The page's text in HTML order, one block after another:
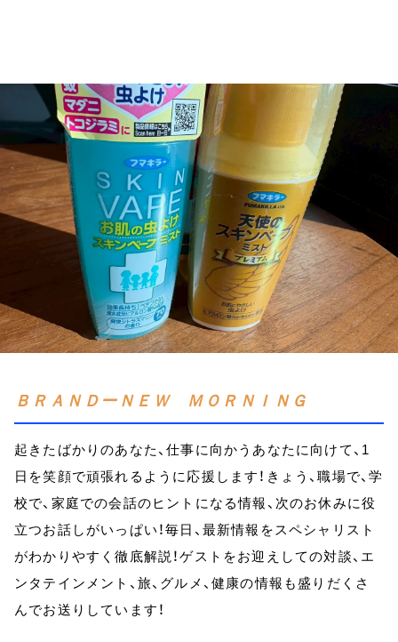
お知らせ
イベント・グッズ
YouTube
会社情報
ＢＲＡＮＤーＮＥＷ ＭＯＲＮＩＮＧ
起きたばかりのあなた、仕事に向かうあなたに向けて、1
日を笑顔で頑張れるように応援します！きょう、職場で、学
校で、家庭での会話のヒントになる情報、次のお休みに役
立つお話しがいっぱい！毎日、最新情報をスペシャリスト
がわかりやすく徹底解説！ゲストをお迎えしての対談、エ
ンタテインメント、旅、グルメ、健康の情報も盛りだくさ
んでお送りしています！